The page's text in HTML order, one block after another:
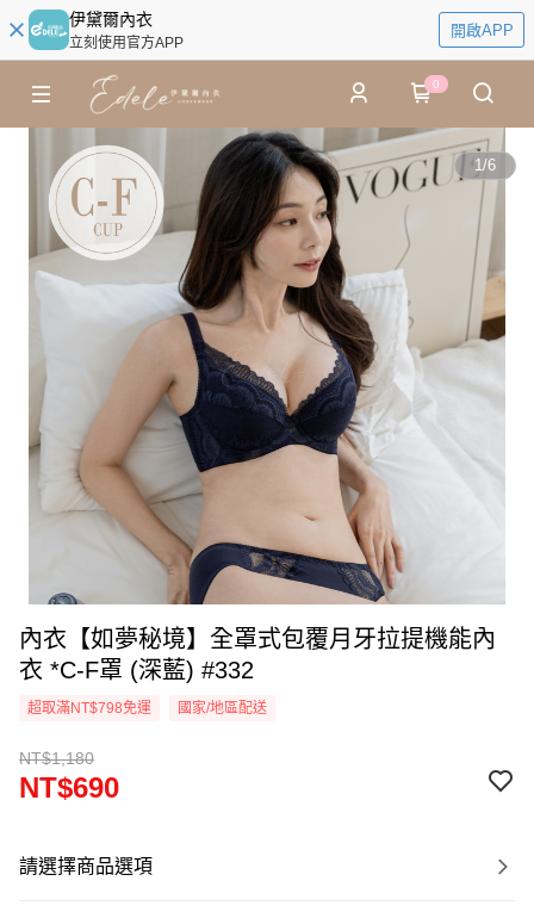
伊黛爾內衣
立刻使用官方APP
開啟APP
0
1/6
內衣【如夢秘境】全罩式包覆月牙拉提機能內
衣 *C-F罩 (深藍) #332
超取滿NT$798免運 國家/地區配送
NT$1,180
NT$690
請選擇商品選項